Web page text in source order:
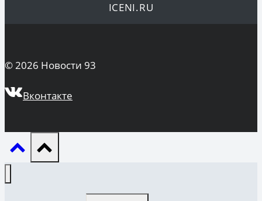
ICENI.RU
© 2026 Новости 93
Вконтакте